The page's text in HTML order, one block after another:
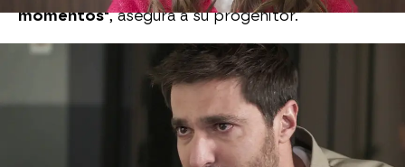
momentos", asegura a su progenitor.
» Perdona nuestros pecados